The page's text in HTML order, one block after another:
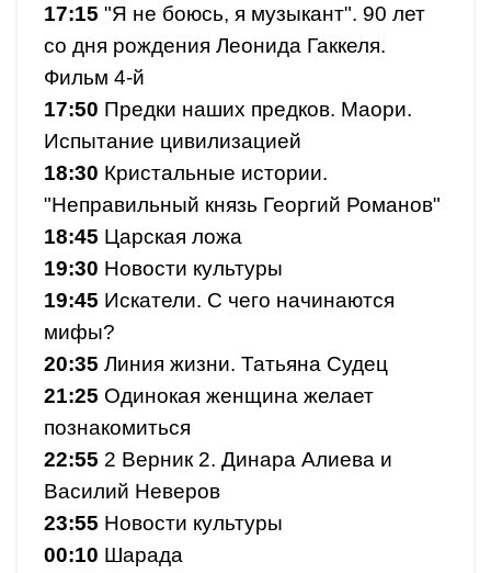
17:15 "Я не боюсь, я музыкант". 90 лет
со дня рождения Леонида Гаккеля.
Фильм 4-й
17:50 Предки наших предков. Маори.
Испытание цивилизацией
18:30 Кристальные истории.
"Неправильный князь Георгий Романов"
18:45 Царская ложа
19:30 Новости культуры
19:45 Искатели. С чего начинаются
мифы?
20:35 Линия жизни. Татьяна Судец
21:25 Одинокая женщина желает
познакомиться
22:55 2 Верник 2. Динара Алиева и
Василий Неверов
23:55 Новости культуры
00:10 Шарада